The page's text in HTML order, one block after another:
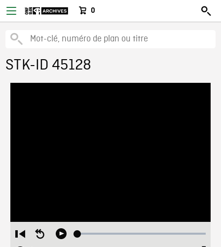
0
STK-ID 45128
RestartSeek
Play Loaded: